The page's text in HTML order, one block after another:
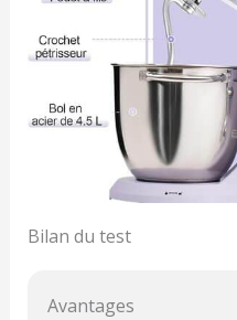
Bilan du test
Avantages